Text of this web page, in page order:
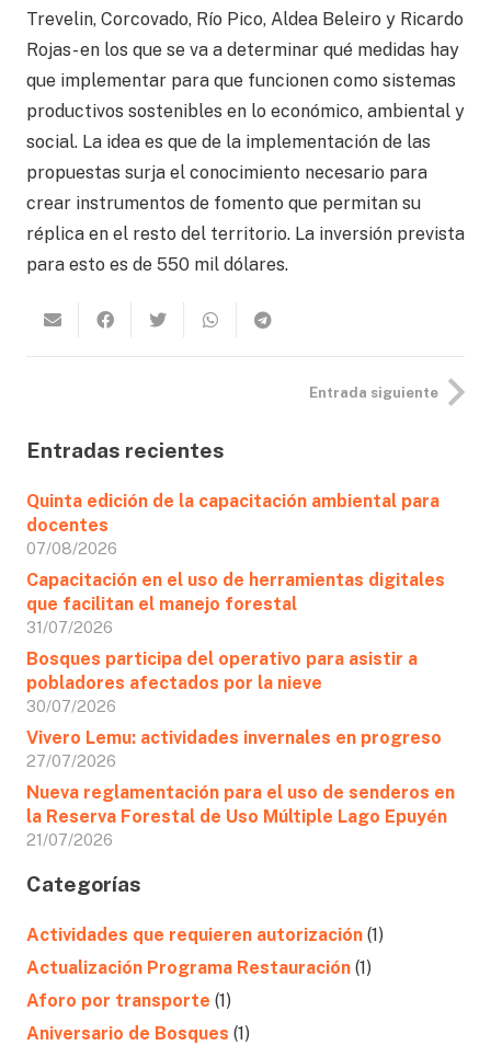
Trevelin, Corcovado, Río Pico, Aldea Beleiro y Ricardo
Rojas- en los que se va a determinar qué medidas hay
que implementar para que funcionen como sistemas
productivos sostenibles en lo económico, ambiental y
social. La idea es que de la implementación de las
propuestas surja el conocimiento necesario para
crear instrumentos de fomento que permitan su
réplica en el resto del territorio. La inversión prevista
para esto es de 550 mil dólares.
Entrada siguiente
Entradas recientes
Quinta edición de la capacitación ambiental para
docentes
07/08/2026
Capacitación en el uso de herramientas digitales
que facilitan el manejo forestal
31/07/2026
Bosques participa del operativo para asistir a
pobladores afectados por la nieve
30/07/2026
Vivero Lemu: actividades invernales en progreso
27/07/2026
Nueva reglamentación para el uso de senderos en
la Reserva Forestal de Uso Múltiple Lago Epuyén
21/07/2026
Categorías
Actividades que requieren autorización (1)
Actualización Programa Restauración (1)
Aforo por transporte (1)
Aniversario de Bosques (1)